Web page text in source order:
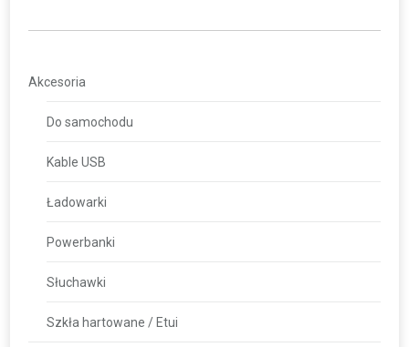
Akcesoria
Do samochodu
Kable USB
Ładowarki
Powerbanki
Słuchawki
Szkła hartowane / Etui